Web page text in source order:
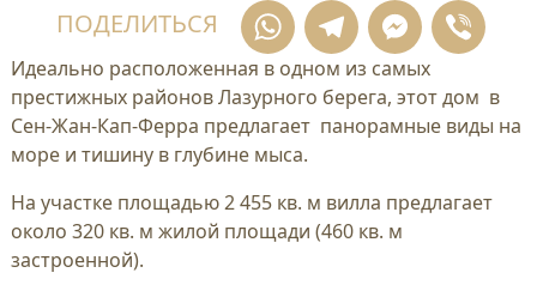
ПОДЕЛИТЬСЯ WhatsApp
Telegram
Идеально расположенная в одном из самых
престижных районов Лазурного берега, этот дом в
Сен-Жан-Кап-Ферра предлагает панорамные виды на
море и тишину в глубине мыса.
На участке площадью 2 455 кв. м вилла предлагает
около 320 кв. м жилой площади (460 кв. м
застроенной).